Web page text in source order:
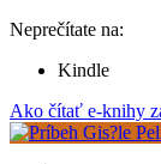
Neprečítate na:
Kindle
Ako čítať e-knihy